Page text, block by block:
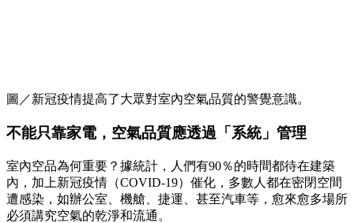
圖／新冠疫情提高了大眾對室內空氣品質的警覺意識。
不能只靠家電，空氣品質應透過「系統」管理
室內空品為何重要？據統計，人們有90％的時間都待在建築
內，加上新冠疫情（COVID-19）催化，多數人都在密閉空間
遭感染，如辦公室、機艙、捷運、甚至汽車等，愈來愈多場所
必須講究空氣的乾淨和流通。